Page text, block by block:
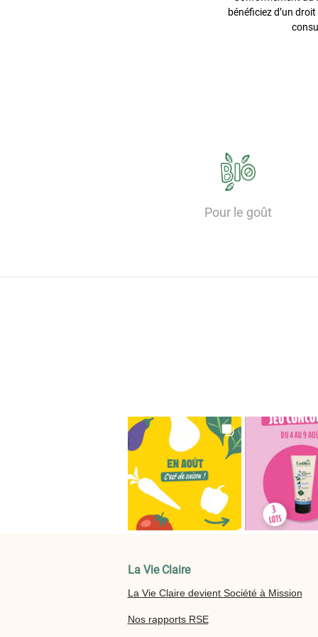
bénéficiez d’un
Pour le goût
La Vie Claire
La Vie Claire devient Société à Mission
Nos rapports RSE